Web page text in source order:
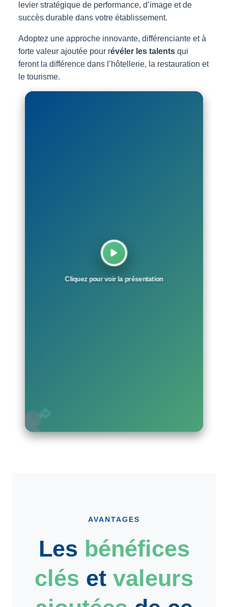
levier stratégique de performance, d’image et de
succès durable dans votre établissement.
Adoptez une approche innovante, différenciante et à
forte valeur ajoutée pour révéler les talents qui
feront la différence dans l’hôtellerie, la restauration et
le tourisme.
Cliquez pour voir la présentation
AVANTAGES
Les bénéfices
clés et valeurs